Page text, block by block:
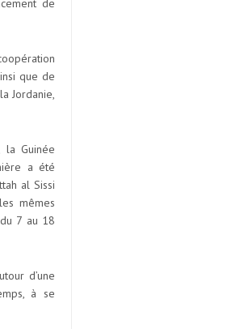
de
que de
Jordanie,
la Guinée
a été
al Sissi
mêmes
7 au 18
d’une
à se